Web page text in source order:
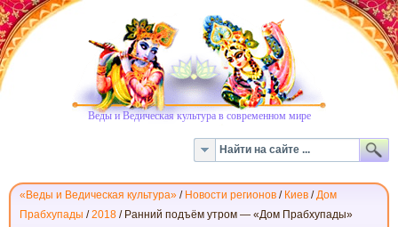
Веды и Ведическая культура в современном мире
«Веды и Ведическая культура» / Новости регионов / Киев /Дом
Прабхупады /2018 / Ранний подъём утром — «Дом Прабхупады»